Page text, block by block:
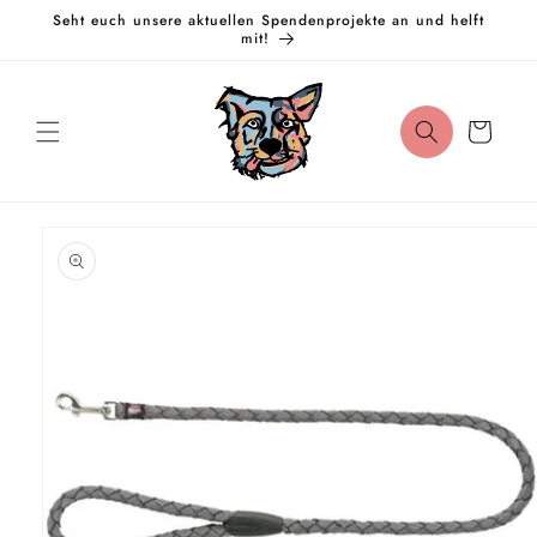
zum
Seht euch unsere aktuellen Spendenprojekte an und helft
mit!
Warenkorb